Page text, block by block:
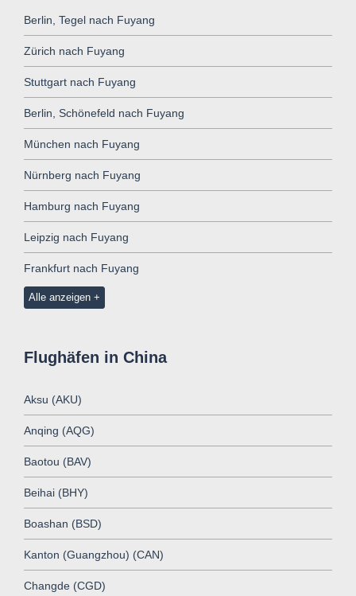
Berlin, Tegel nach Fuyang
Zürich nach Fuyang
Stuttgart nach Fuyang
Berlin, Schönefeld nach Fuyang
München nach Fuyang
Nürnberg nach Fuyang
Hamburg nach Fuyang
Leipzig nach Fuyang
Frankfurt nach Fuyang
Alle anzeigen
Flughäfen in China
Aksu (AKU)
Anqing (AQG)
Baotou (BAV)
Beihai (BHY)
Boashan (BSD)
Kanton (Guangzhou) (CAN)
Changde (CGD)